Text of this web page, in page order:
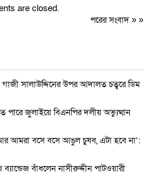
are closed.
পরের সংবাদ» »
গাজী সালাউদ্দিনের উপর আদালত চত্বরে ডিম
পারে জুলাইয়ে বিএনপির দলীয় অভ্যুত্থান
আমরা বসে বসে আঙুল চুষব, এটা হবে না’:
বাঁধলেন নাসীরুদ্দীন পাটওয়ারী